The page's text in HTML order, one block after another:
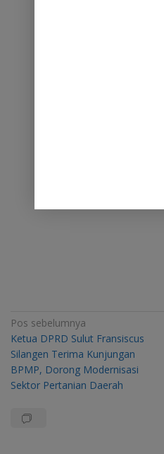
Navigasi
pos
Pos sebelumnya
Ketua DPRD Sulut Fransiscus
Silangen Terima Kunjungan
BPMP, Dorong Modernisasi
Sektor Pertanian Daerah